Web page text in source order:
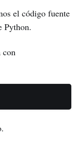
el código fuente
Python.
con